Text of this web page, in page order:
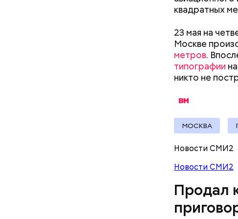
квадратных
23 мая на
Москве
метров.
типографии
никто не
МОСКВА
Новости СМИ2
Новости СМИ2
Продал
Фото: База
Молодого
посчитали,
которая в
дней Миссюра